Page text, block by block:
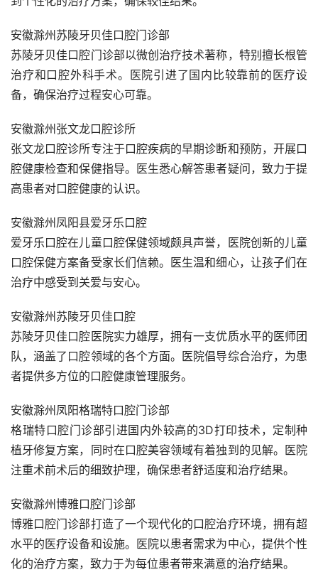
安徽滁州苏陵牙贝佳口腔门诊部
苏陵牙贝佳口腔门诊部以微创治疗技术著称，特别擅长根管
治疗和口腔外科手术。医院引进了国内比较靠前的医疗设
备，确保治疗过程安心可靠。
安徽滁州张文龙口腔诊所
张文龙口腔诊所专注于口腔疾病的早期诊断和预防，开展口
腔健康检查和保健指导。医生悉心解答患者疑问，致力于提
高患者对口腔健康的认识。
安徽滁州凤阳县爱牙乐口腔
爱牙乐口腔在儿童口腔保健领域颇具声誉，医院创新的儿童
口腔保健方案备受家长们信赖。医生温和细心，让孩子们在
治疗中感受到关爱与安心。
安徽滁州苏陵牙贝佳口腔
苏陵牙贝佳口腔医院实力雄厚，拥有一支优质水平的医师团
队，涵盖了口腔领域的各个方面。医院倡导综合治疗，为患
者提供多方位的口腔健康管理服务。
安徽滁州凤阳格瑞特口腔门诊部
格瑞特口腔门诊部引进国内外较高的3D打印技术，定制种
植牙修复方案，同时在口腔美容领域有着独到的见解。医院
注重术前术后的细致护理，确保患者舒适度和治疗结果。
安徽滁州博雅口腔门诊部
博雅口腔门诊部打造了一个现代化的口腔治疗环境，拥有超
水平的医疗设备和设施。医院以患者需求为中心，提供个性
化的治疗方案，致力于为每位患者带来满意的治疗结果。